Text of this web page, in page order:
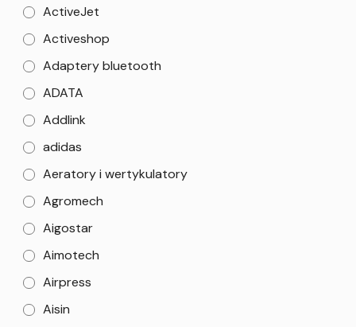
ActiveJet
Activeshop
Adaptery bluetooth
ADATA
Addlink
adidas
Aeratory i wertykulatory
Agromech
Aigostar
Aimotech
Airpress
Aisin